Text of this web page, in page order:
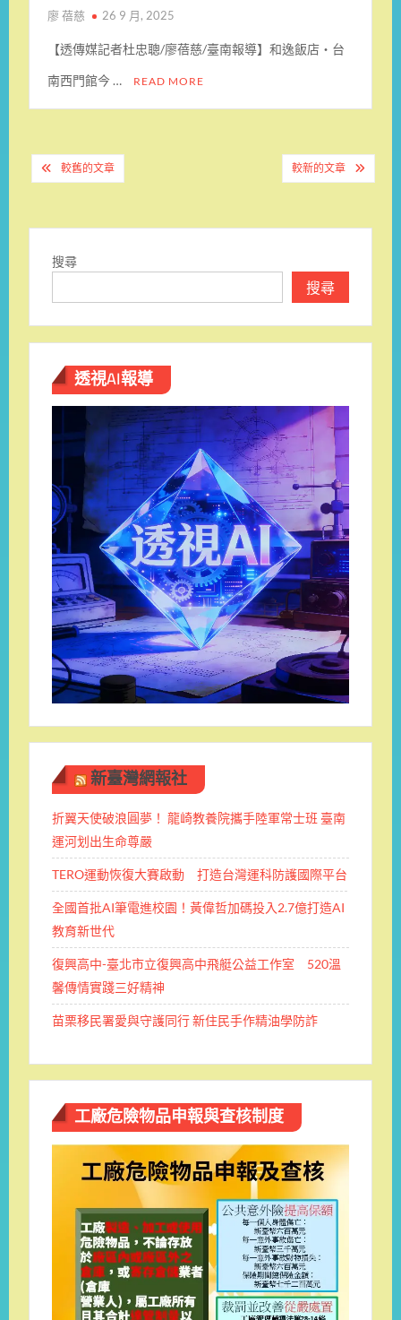
廖 蓓慈 26 9 月, 2025
【透傳媒記者杜忠聰/廖蓓慈/臺南報導】和逸飯店‧台
南西門館今 … READ MORE
文
章
導
較舊的文章 較新的文章
搜尋
搜尋
透視AI報導
新臺灣網報社
折翼天使破浪圓夢！ 龍崎教養院攜手陸軍常士班 ​臺南
運河划出生命尊嚴
TERO運動恢復大賽啟動 打造台灣運科防護國際平台
全國首批AI筆電進校園！黃偉哲加碼投入2.7億打造AI
教育新世代
復興高中-臺北市立復興高中飛艇公益工作室 520溫
馨傳情實踐三好精神
苗栗移民署愛與守護同行 新住民手作精油學防詐
工廠危險物品申報與查核制度